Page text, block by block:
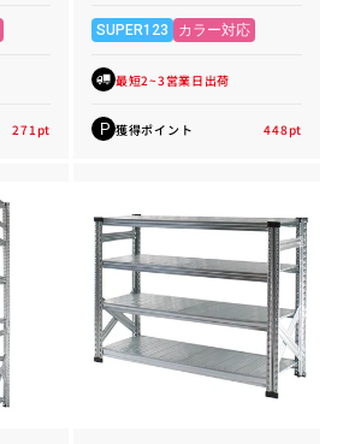
271 pt
価
格
SUPER123 カラー対応
最短2~3営業日出荷
P 獲得ポイント 448pt